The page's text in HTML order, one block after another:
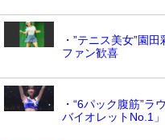
・”テニス美女”園
ファン歓喜
・“6パック腹筋”
バイオレットNo.1」